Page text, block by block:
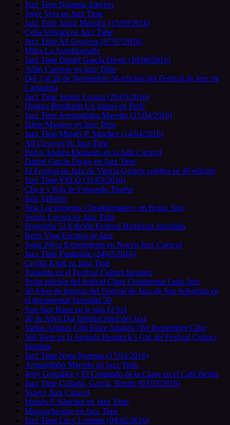
Jazz Time Nastasia Zürcher
Jorge Vera en Jazz Time
Jazz Time Jaime Massieu (15/09/2016)
Celia Vergara en Jazz Time
Jazz Time All Grooves (07/07/2016)
Miles La Autobiografía
Jazz Time Daniel García Diego (16/06/2016)
Adán Carreras en Jazz Time
Del 3 al 26 de Noviembre 36 edición del Festival de Jazz de
Cartagena
Jazz Time Sergio Loroza (26/05/2016)
Django Reinhardt Un gitano en París
Jazz Time Armandinho Macedo (21/04/2016)
Jaime Massieu en Jazz Time
Jazz Time Moisés P. Sánchez (14/04/2016)
All Grooves en Jazz Time
Pedro Andrea Elements en la Sala Caracol
Daniel García Diego en Jazz Time
El Festival de Jazz de Vitoria-Gasteiz celebra su 40 edición
Jazz Time YELO (31/03/2016)
Chico y Rita de Fernando Trueba
Sala Villanos
Noa Lur presenta «Troublemaker» en Bogui Jazz
Sergio Loroza en Jazz Time
Programa 51 Edición Festival Heineken Jazzaldia
Boris Vian Escritos de Jazz
Jorge Pérez Experiments en Nuevo Jazz Caracol
Jazz Time Funkolate (24/03/2016)
Cecilia Krull en Jazz Time
Tomatito en el Festival Cultura Inquieta
Sexta edición del festival Clazz Continental Latín Jazz
50 Años de historia del Festival de Jazz de San Sebastián en
el documental Jazzaldia 50
Sun Jazz Band en la sala El Sol
30 de Abril Día Internacional del Jazz
Varios Artistas Cifu Entre Amigos (We Remember Cifu)
Nik West en la Jornada Hendrick’s Gin del Festival Cultura
Inquieta
Jazz Time Nora Norman (17/03/2016)
Armandinho Macedo en Jazz Time
Jerry González y El Comando de la Clave en el Café Berlín
Jazz Time Collado, García, Benito (03/03/2016)
Nuevo Jazz Caracol
Moisés P. Sánchez en Jazz Time
Manouchesque en Jazz Time
Jazz Time Lucy Lummis (04/02/2016)